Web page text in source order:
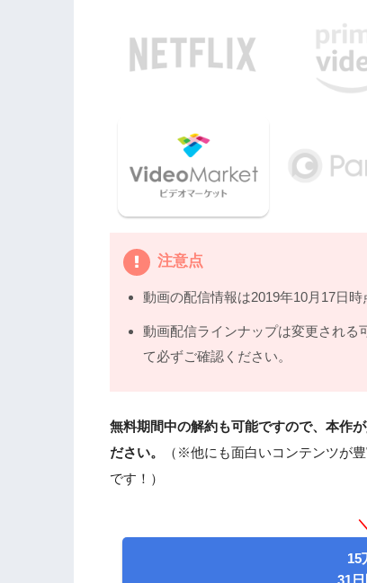
注意点
動画の配信情報は2019年10月17日時
動画配信ラインナップは変更される
て必ずご確認ください。
無料期間中の解約も可能ですので、本作
ださい。
（※他にも面白いコンテンツが
です！）
15
31